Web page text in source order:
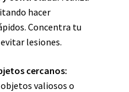
hacer
Concentra tu
lesiones.
cercanos:
valiosos o